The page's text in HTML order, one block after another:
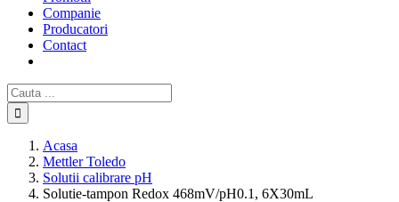
Companie
Producatori
Contact
Cautare...
Acasa
Mettler Toledo
Solutii calibrare pH
Solutie-tampon Redox 468mV/pH0.1, 6X30mL